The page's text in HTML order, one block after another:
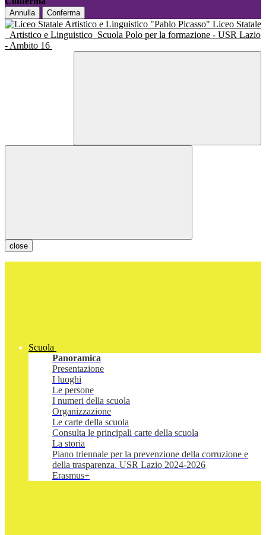
Annulla Conferma
Liceo Statale
Artistico e Linguistico Scuola Polo per la formazione - USR Lazio
- Ambito 16
close
Scuola
Panoramica
Presentazione
I luoghi
Le persone
I numeri della scuola
Organizzazione
Le carte della scuola
Consulta le principali carte della scuola
La storia
Piano triennale per la prevenzione della corruzione e
della trasparenza. USR Lazio 2024-2026
Erasmus+